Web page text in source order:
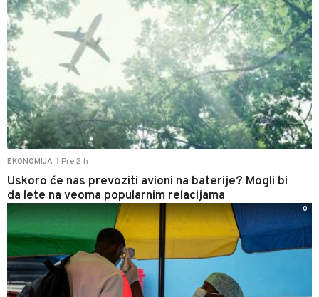
EKONOMIJA Pre 2 h
Uskoro će nas prevoziti avioni na baterije? Mogli bi
da lete na veoma popularnim relacijama
0